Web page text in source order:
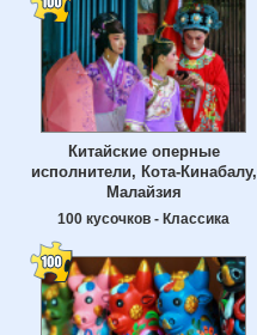
Китайские оперные
исполнители, Кота-Кинабалу,
Малайзия
100 кусочков - Классика